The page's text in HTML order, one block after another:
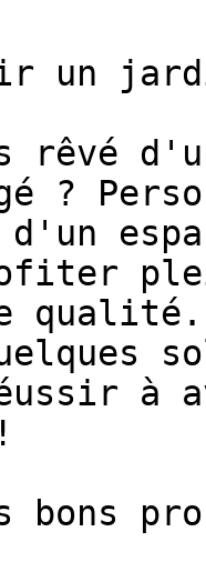
un
rêvé
?
à
bons